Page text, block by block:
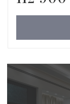
cena